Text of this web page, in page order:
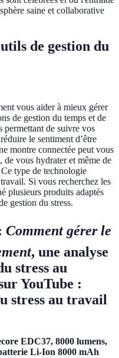
saine et collaborative
de gestion du
vous aider à mieux gérer
de gestion du temps et de
de suivre vos
le sentiment d’être
montre connectée peut vous
de vous hydrater et même de
type de technologie
Si vous recherchez les
plusieurs produits adaptés
gestion du stress.
Comment gérer le
, une analyse
stress au
YouTube :
stress au travail
EDC37, 8000 lumens,
Li-Ion 8000 mAh